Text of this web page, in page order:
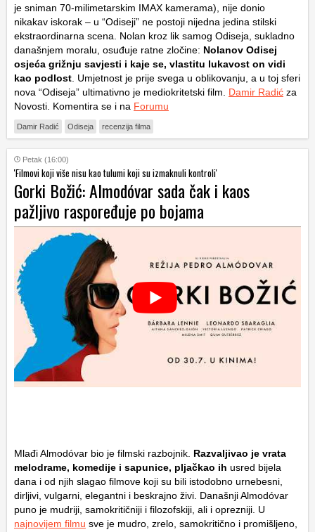
je sniman 70-milimetarskim IMAX kamerama), nije donio
nikakav iskorak – u “Odiseji” ne postoji nijedna jedina stilski
ekstraordinarna scena. Nolan kroz lik samog Odiseja, sukladno
današnjem moralu, osuđuje ratne zločine: Nolanov Odisej
osjeća grižnju savjesti i kaje se, vlastitu lukavost on vidi
kao podlost . Umjetnost je prije svega u oblikovanju, a u toj sferi
nova “Odiseja” ultimativno je mediokritetski film. Damir Radić za
Novosti. Komentira se i na Forumu
Damir Radić Odiseja recenzija filma
Petak (16:00)
'Filmovi koji više nisu kao tulumi koji su izmaknuli kontroli'
Gorki Božić: Almodóvar sada čak i kaos
pažljivo raspoređuje po bojama
Mlađi Almodóvar bio je filmski razbojnik. Razvaljivao je vrata
melodrame, komedije i sapunice, pljačkao ih usred bijela
dana i od njih slagao filmove koji su bili istodobno urnebesni,
dirljivi, vulgarni, elegantni i beskrajno živi. Današnji Almodóvar
puno je mudriji, samokritičniji i filozofskiji, ali i oprezniji. U
najnovijem filmu sve je mudro, zrelo, samokritično i promišljeno,